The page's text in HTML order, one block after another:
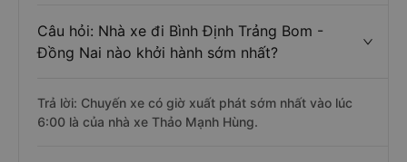
Câu hỏi: Nhà xe đi Bình Định Trảng Bom -
Đồng Nai nào khởi hành sớm nhất?
Trả lời: Chuyến xe có giờ xuất phát sớm nhất vào lúc
6:00 là của nhà xe Thảo Mạnh Hùng.